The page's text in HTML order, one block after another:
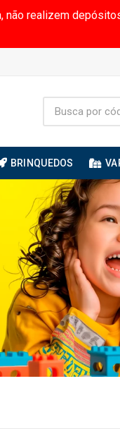
não realizem
BRINQUEDOS